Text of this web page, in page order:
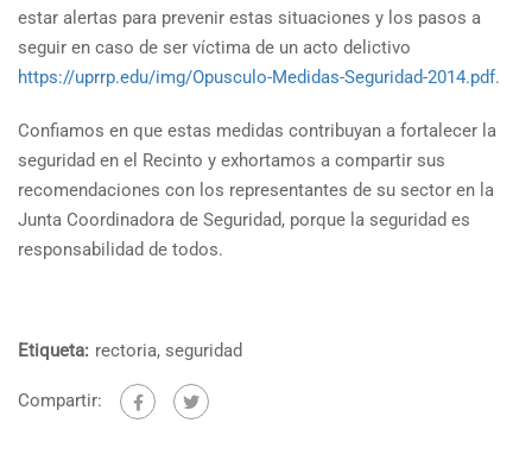
estar alertas para prevenir estas situaciones y los pasos a
seguir en caso de ser víctima de un acto delictivo
https://uprrp.edu/img/Opusculo-Medidas-Seguridad-2014.pdf.
Confiamos en que estas medidas contribuyan a fortalecer la
seguridad en el Recinto y exhortamos a compartir sus
recomendaciones con los representantes de su sector en la
Junta Coordinadora de Seguridad, porque la seguridad es
responsabilidad de todos.
Etiqueta: rectoria, seguridad
Compartir: